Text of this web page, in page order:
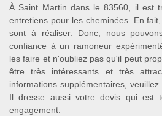
À Saint Martin dans le 83560, il est
entretiens pour les cheminées. En
sont à réaliser. Donc, nous
confiance à un ramoneur
les faire et n'oubliez pas qu'il peut
être très intéressants et très
informations supplémentaires,
Il dresse aussi votre devis qui est
engagement.